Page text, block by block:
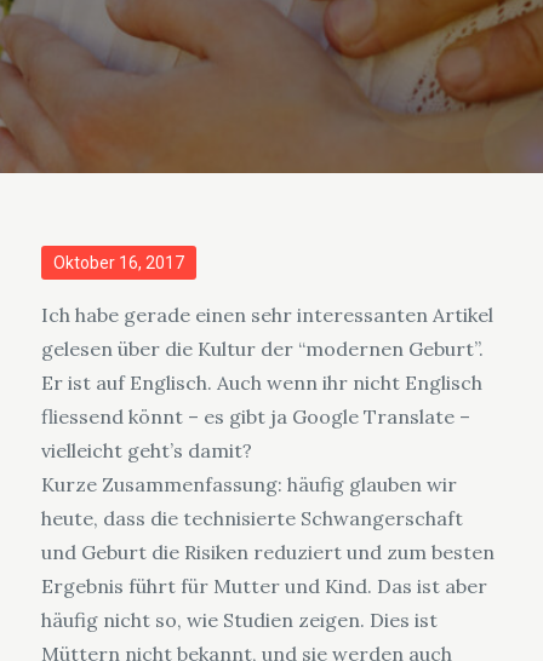
Posted
Oktober 16, 2017
Ich habe gerade einen sehr interessanten Artikel
gelesen über die Kultur der “modernen Geburt”.
Er ist auf Englisch. Auch wenn ihr nicht Englisch
fliessend könnt – es gibt ja Google Translate –
vielleicht geht’s damit?
Kurze Zusammenfassung: häufig glauben wir
heute, dass die technisierte Schwangerschaft
und Geburt die Risiken reduziert und zum besten
Ergebnis führt für Mutter und Kind. Das ist aber
häufig nicht so, wie Studien zeigen. Dies ist
Müttern nicht bekannt, und sie werden auch